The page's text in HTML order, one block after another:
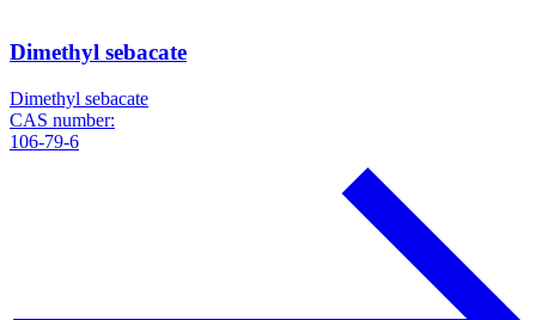
Dimethyl sebacate
Dimethyl sebacate
CAS number:
106-79-6